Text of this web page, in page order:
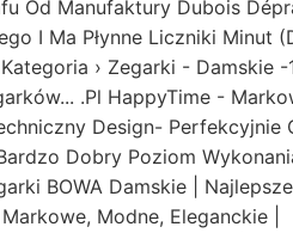
Od Manufaktury Dubois
I Ma Płynne Liczniki
Kategoria › Zegarki -
.pl HappyTime -
Design-
Dobry Poziom
BOWA Damskie |
Modne, Eleganckie |